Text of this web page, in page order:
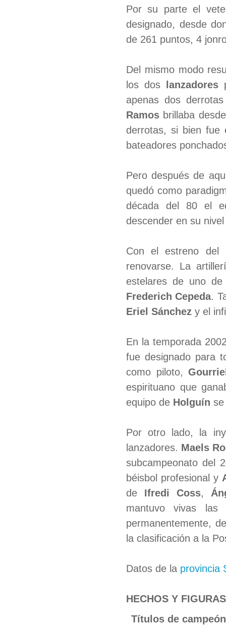
Por su parte el
designado, desde
de 261 puntos, 4
Del mismo modo
los dos
lanzadores
apenas dos
Ramos brillaba
derrotas, si bien
bateadores
Pero después de
quedó como
década del 80 el
descender en su
Con el estreno
renovarse. La
estelares de uno
Frederich Cepeda.
Eriel Sánchez y el
En la temporada
fue designado para
como piloto,
espirituano que
equipo de Holguín
Por otro lado, la
lanzadores. Maels
subcampeonato del
béisbol profesional y
de Ifredi Coss,
mantuvo vivas
permanentemente,
la clasificación a la
Datos de la provincia
HECHOS Y
Títulos de